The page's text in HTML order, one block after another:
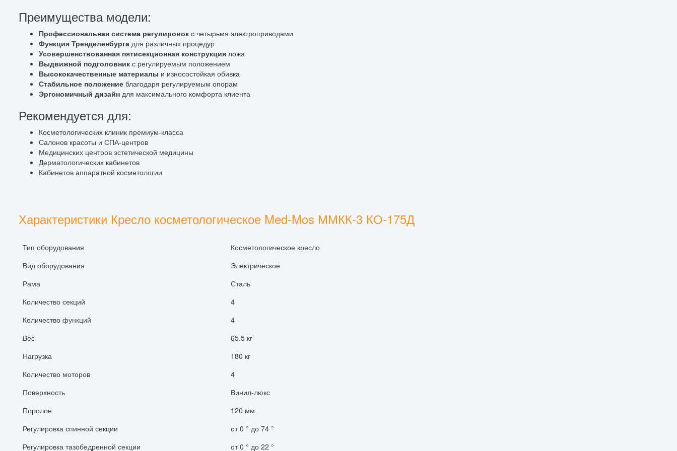
Преимущества модели:
Профессиональная система регулировок с четырьмя электроприводами
Функция Тренделенбурга для различных процедур
Усовершенствованная пятисекционная конструкция ложа
Выдвижной подголовник с регулируемым положением
Высококачественные материалы и износостойкая обивка
Стабильное положение благодаря регулируемым опорам
Эргономичный дизайн для максимального комфорта клиента
Рекомендуется для:
Косметологических клиник премиум-класса
Салонов красоты и СПА-центров
Медицинских центров эстетической медицины
Дерматологических кабинетов
Кабинетов аппаратной косметологии
Характеристики Кресло косметологическое Med-Mos ММКК-3 КО-175Д
Тип оборудования
Косметологическое кресло
Вид оборудования
Электрическое
Рама
Сталь
Количество секций
4
Количество функций
4
Вес
65.5 кг
Нагрузка
180 кг
Количество моторов
4
Поверхность
Винил-люкс
Поролон
120 мм
Регулировка спинной секции
от 0 ° до 74 °
Регулировка тазобедренной секции
от 0 ° до 22 °